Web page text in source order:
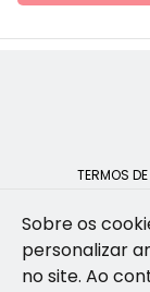
TERMOS
Sobre os
personalizar
no site. Ao